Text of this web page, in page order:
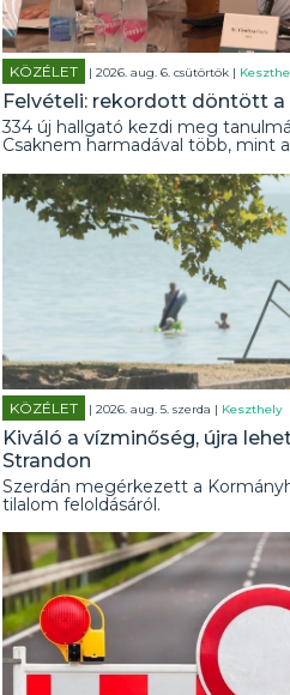
KÖZÉLET | 2026. aug. 6. csütörtök |
Felvételi: rekordott döntött a
334 új hallgató kezdi meg
Csaknem harmadával több, mint
KÖZÉLET | 2026. aug. 5. szerda | Keszthely
Kiváló a vízminőség, újra
Strandon
Szerdán megérkezett a
tilalom feloldásáról.